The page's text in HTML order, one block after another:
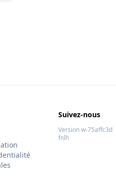
Suivez-nous
Version w-75affc3d
fnlh